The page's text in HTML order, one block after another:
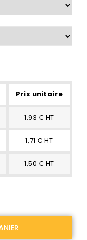
Prix unitaire
1,93 € HT
1,71 € HT
1,50 € HT